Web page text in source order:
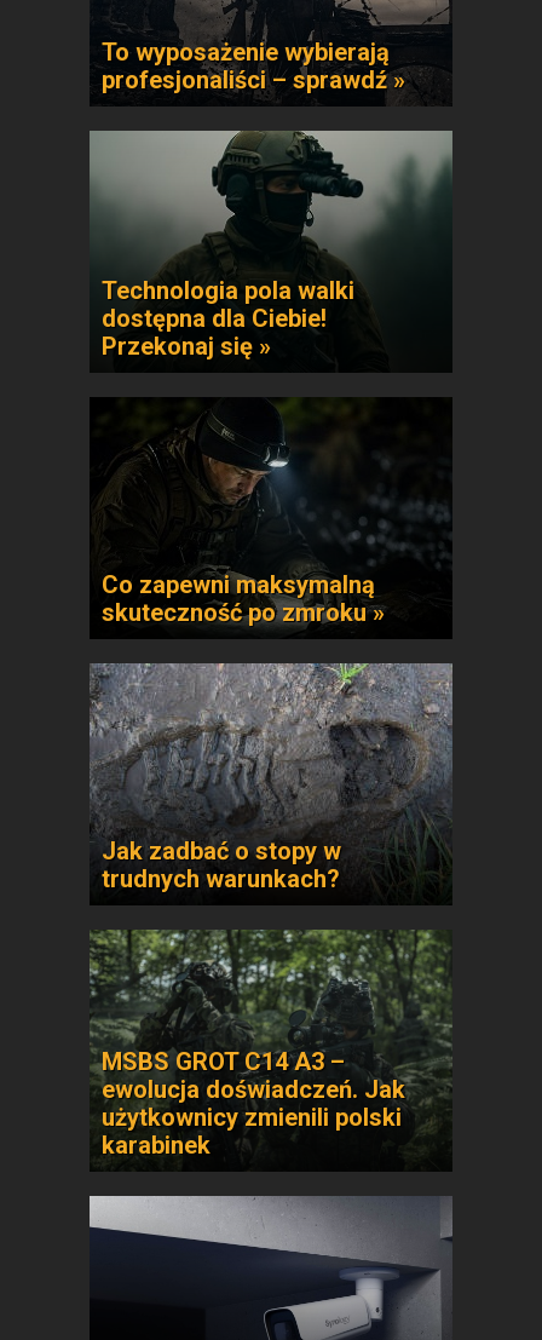
To wyposażenie wybierają
profesjonaliści – sprawdź »
Technologia pola walki
dostępna dla Ciebie!
Przekonaj się »
Co zapewni maksymalną
skuteczność po zmroku »
Jak zadbać o stopy w
trudnych warunkach?
MSBS GROT C14 A3 –
ewolucja doświadczeń. Jak
użytkownicy zmienili polski
karabinek